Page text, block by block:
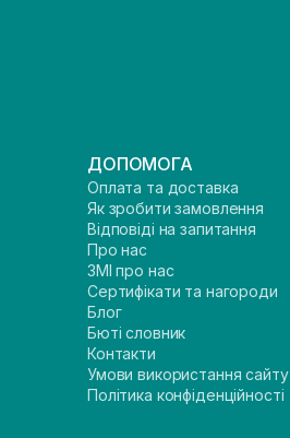
ДОПОМОГА
Оплата та доставка
Як зробити замовлення
Відповіді на запитання
Про нас
ЗМІ про нас
Сертифікати та нагороди
Блог
Бюті словник
Контакти
Умови використання сайту
Політика конфіденційності